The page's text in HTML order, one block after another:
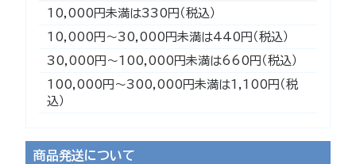
10,000円未満は330円（税込）
10,000円～30,000円未満は440円（税込）
30,000円～100,000円未満は660円（税込）
100,000円～300,000円未満は1,100円（税
込）
商品発送について